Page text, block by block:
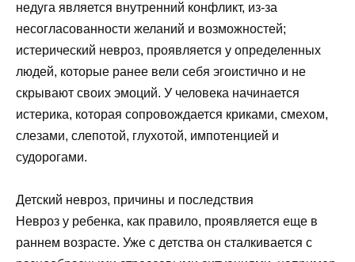
недуга является внутренний конфликт, из-за
несогласованности желаний и возможностей;
истерический невроз, проявляется у определенных
людей, которые ранее вели себя эгоистично и не
скрывают своих эмоций. У человека начинается
истерика, которая сопровождается криками, смехом,
слезами, слепотой, глухотой, импотенцией и
судорогами.
Детский невроз, причины и последствия
Невроз у ребенка, как правило, проявляется еще в
раннем возрасте. Уже с детства он сталкивается с